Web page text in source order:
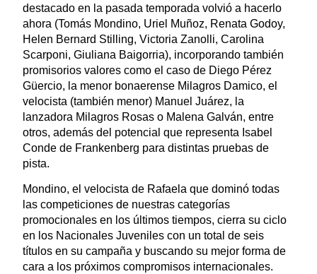
destacado en la pasada temporada volvió a hacerlo
ahora (Tomás Mondino, Uriel Muñoz, Renata Godoy,
Helen Bernard Stilling, Victoria Zanolli, Carolina
Scarponi, Giuliana Baigorria), incorporando también
promisorios valores como el caso de Diego Pérez
Güercio, la menor bonaerense Milagros Damico, el
velocista (también menor) Manuel Juárez, la
lanzadora Milagros Rosas o Malena Galván, entre
otros, además del potencial que representa Isabel
Conde de Frankenberg para distintas pruebas de
pista.
Mondino, el velocista de Rafaela que dominó todas
las competiciones de nuestras categorías
promocionales en los últimos tiempos, cierra su ciclo
en los Nacionales Juveniles con un total de seis
títulos en su campaña y buscando su mejor forma de
cara a los próximos compromisos internacionales.